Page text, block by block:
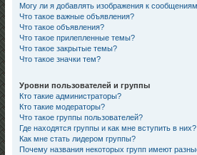
Могу ли я добавлять изображения к
Что такое важные объявления?
Что такое объявления?
Что такое прилепленные темы?
Что такое закрытые темы?
Что такое значки тем?
Уровни пользователей и группы
Кто такие администраторы?
Кто такие модераторы?
Что такое группы пользователей?
Где находятся группы и как мне вступить в них?
Как мне стать лидером группы?
Почему названия некоторых групп имеют